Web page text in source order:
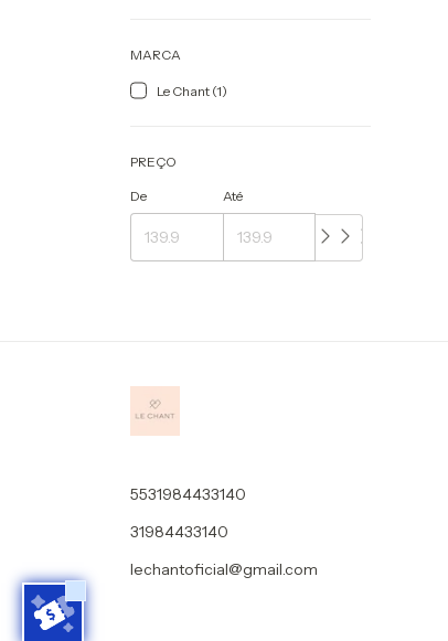
MARCA
Le Chant (1)
PREÇO
De Até
5531984433140
31984433140
lechantoficial@gmail.com